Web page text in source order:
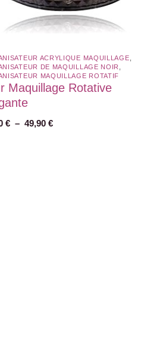
ACRYLIQUE MAQUILLAGE
DE MAQUILLAGE NOIR
MAQUILLAGE ROTATIF​
Maquillage Rotative
€ – 49,90 €